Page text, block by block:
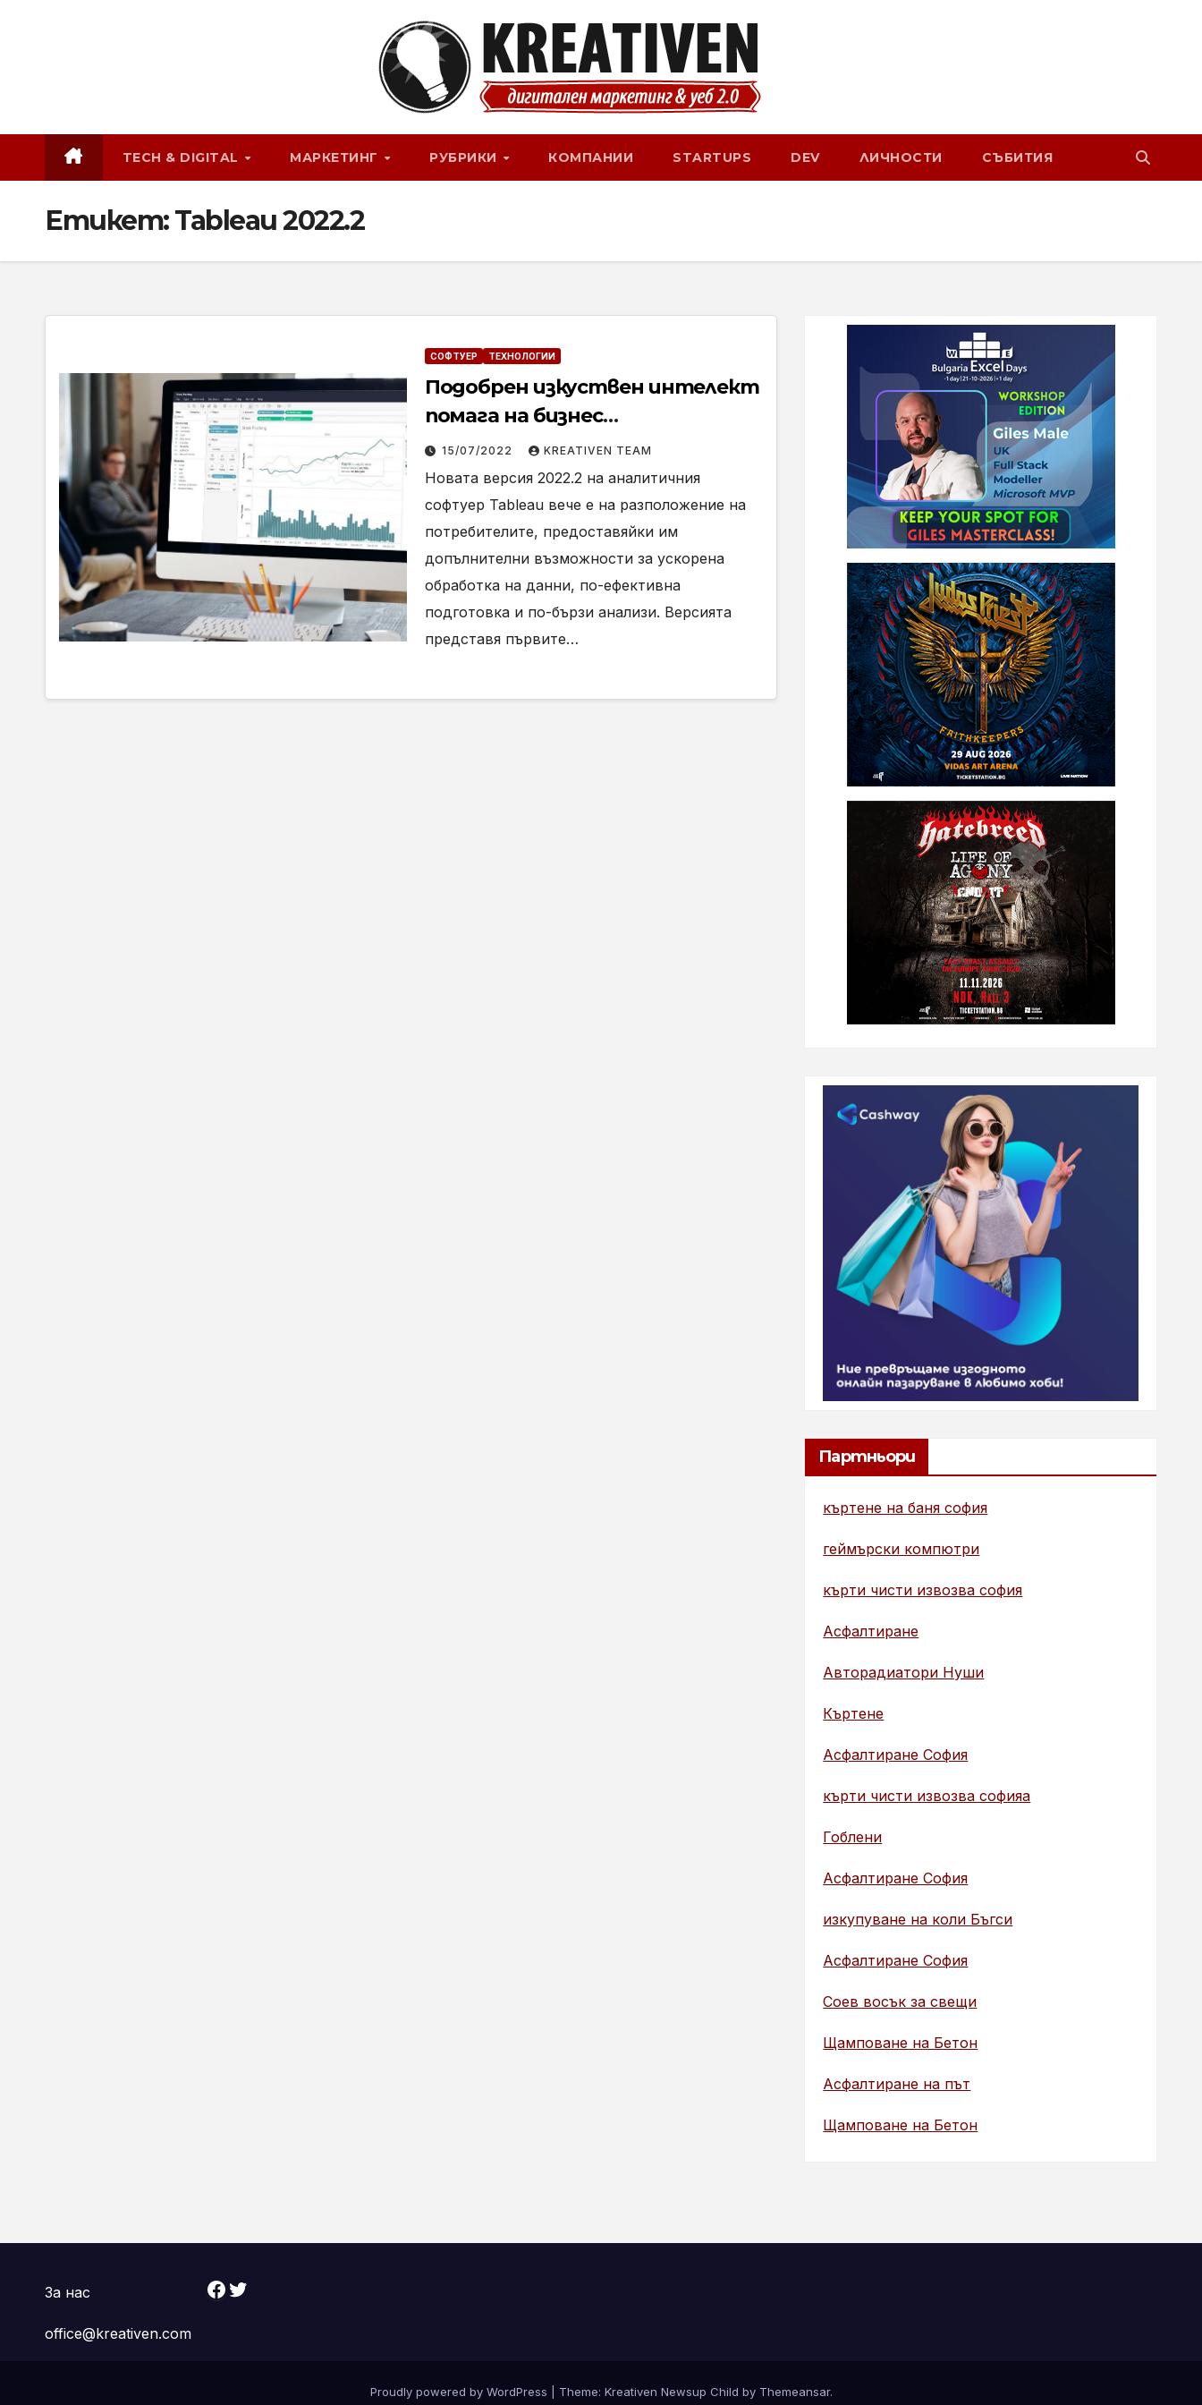
TECH & DIGITAL МАРКЕТИНГ РУБРИКИ КОМПАНИИ STARTUPS DEV ЛИЧНОСТИ СЪБИТИЯ
Етикет:Tableau 2022.2
СОФТУЕР ТЕХНОЛОГИИ
Подобрен изкуствен интелект
помага на бизнес
потребителите на новата
система Tableau 2022.2
15/07/2022 KREATIVEN TEAM
Новата версия 2022.2 на аналитичния
софтуер Tableau вече е на разположение на
потребителите, предоставяйки им
допълнителни възможности за ускорена
обработка на данни, по-ефективна
подготовка и по-бързи анализи. Версията
представя първите…
Партньори
къртене на баня софия
геймърски компютри
кърти чисти извозва софия
Асфалтиране
Авторадиатори Нуши
Къртене
Асфалтиране София
кърти чисти извозва софияа
Гоблени
Асфалтиране София
изкупуване на коли Бъгси
Асфалтиране София
Соев восък за свещи
Щамповане на Бетон
Асфалтиране на път
Щамповане на Бетон
За нас
office@kreativen.com
Facebook Twitter
Proudly powered by WordPress Theme: Kreativen Newsup Child by Themeansar.